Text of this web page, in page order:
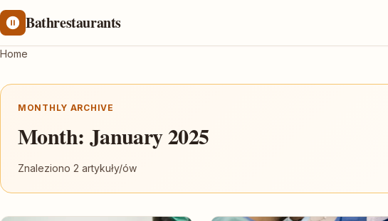
Bathrestaurants
Home
MONTHLY ARCHIVE
Month: January 2025
Znaleziono 2 artykuły/ów